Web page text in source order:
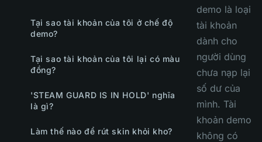
Tại sao tài khoản của tôi ở chế độ
demo?
Tại sao tài khoản của tôi lại có màu
đồng?
'STEAM GUARD IS IN HOLD' nghĩa
là gì?
Làm thế nào để rút skin khỏi kho?
demo là loại
tài khoản
dành cho
người dùng
chưa nạp lại
số dư của
mình. Tài
khoản demo
không có